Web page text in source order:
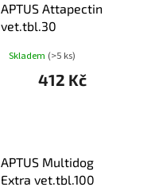
APTUS Attapectin
vet.tbl.30
Skladem (>5 ks)
412 Kč
APTUS Multidog
Extra vet.tbl.100